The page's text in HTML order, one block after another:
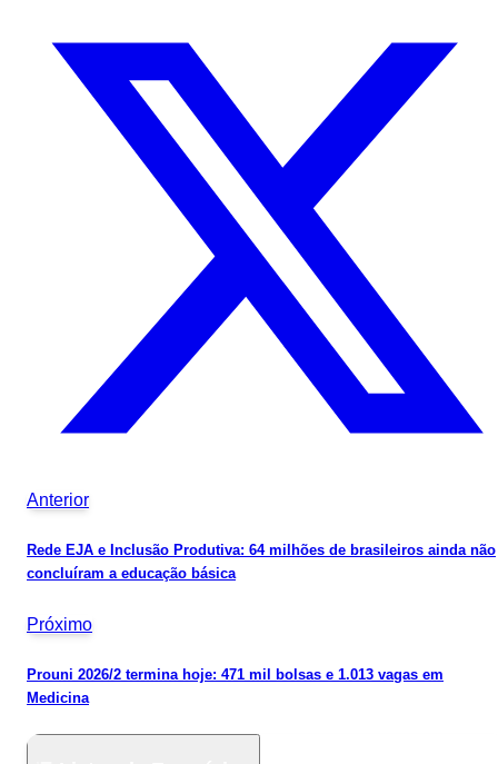
Anterior
Rede EJA e Inclusão Produtiva: 64 milhões de brasileiros ainda não
concluíram a educação básica
Próximo
Prouni 2026/2 termina hoje: 471 mil bolsas e 1.013 vagas em
Medicina